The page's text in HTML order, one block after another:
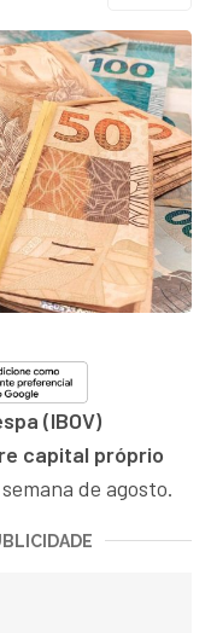
(IBOV)
capital próprio
de agosto.